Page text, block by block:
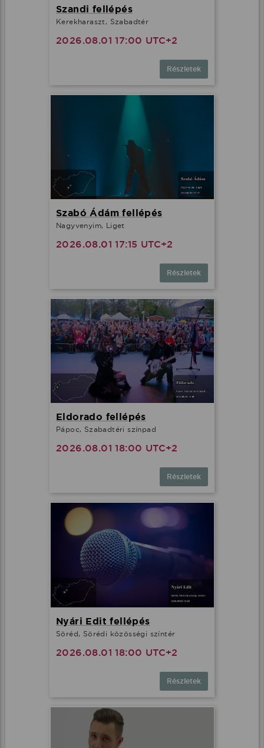
Szandi fellépés
Kerekharaszt, Szabadtér
2026.08.01 17:00 UTC+2
Részletek
Szabó Ádám fellépés
Nagyvenyim, Liget
2026.08.01 17:15 UTC+2
Részletek
Eldorado fellépés
Pápoc, Szabadtéri színpad
2026.08.01 18:00 UTC+2
Részletek
Nyári Edit fellépés
Söréd, Sörédi közösségi színtér
2026.08.01 18:00 UTC+2
Részletek